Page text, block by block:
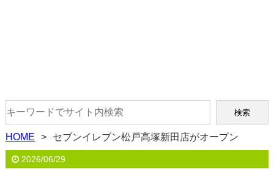
HOME セブンイレブン松戸高塚新田店がオープン
2026/06/29